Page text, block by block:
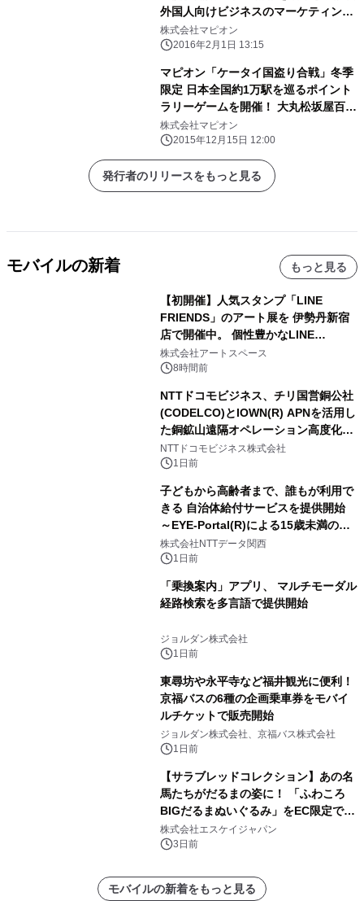
外国人向けビジネスのマーケティング
を支援 多言語地図と解析ツールで、
店舗・拠点の表示と行動ログを解析
株式会社マピオン
2016年2月1日 13:15
マピオン「ケータイ国盗り合戦」冬季
限定 日本全国約1万駅を巡るポイント
ラリーゲームを開催！ 大丸松坂屋百貨
店ともコラボ 冬のおでかけ需要を喚
起
株式会社マピオン
2015年12月15日 12:00
発行者のリリースをもっと見る
モバイルの新着 もっと見る
【初開催】人気スタンプ「LINE
FRIENDS」のアート展を 伊勢丹新宿
店で開催中。 個性豊かなLINE
FRIENDSの仲間たちが インテリアア
ートとして新たな魅力を発信。
株式会社アートスペース
8時間前
NTTドコモビジネス、チリ国営銅公社
(CODELCO)とIOWN(R) APNを活用し
た銅鉱山遠隔オペレーション高度化に
向けた調査・実証を開始
NTTドコモビジネス株式会社
1日前
子どもから高齢者まで、誰もが利用で
きる 自治体給付サービスを提供開始
～EYE-Portal(R)による15歳未満の本
人認証と デジタルデバイド対策で実現
～
株式会社NTTデータ関西
1日前
「乗換案内」アプリ、 マルチモーダル
経路検索を多言語で提供開始
ジョルダン株式会社
1日前
東尋坊や永平寺など福井観光に便利！
京福バスの6種の企画乗車券をモバイ
ルチケットで販売開始
ジョルダン株式会社、京福バス株式会社
1日前
【サラブレッドコレクション】あの名
馬たちがだるまの姿に！ 「ふわころ
BIGだるまぬいぐるみ」をEC限定で受
注販売開始
株式会社エスケイジャパン
3日前
モバイルの新着をもっと見る